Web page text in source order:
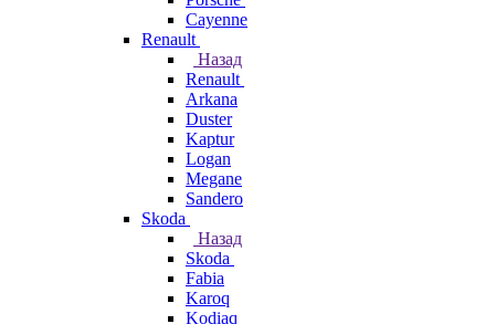
Cayenne
Renault
Назад
Renault
Arkana
Duster
Kaptur
Logan
Megane
Sandero
Skoda
Назад
Skoda
Fabia
Karoq
Kodiaq